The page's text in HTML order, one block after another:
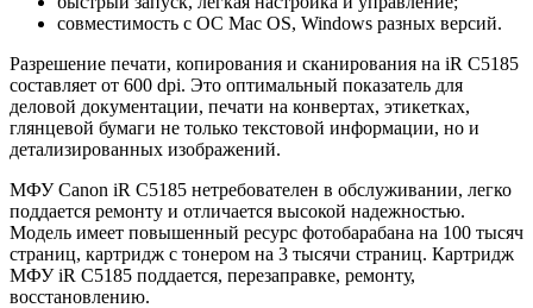
совместимость с ОС Mac OS, Windows разных версий.
Разрешение печати, копирования и сканирования на iR C5185
составляет от 600 dpi. Это оптимальный показатель для
деловой документации, печати на конвертах, этикетках,
глянцевой бумаги не только текстовой информации, но и
детализированных изображений.
МФУ Canon iR C5185 нетребователен в обслуживании, легко
поддается ремонту и отличается высокой надежностью.
Модель имеет повышенный ресурс фотобарабана на 100 тысяч
страниц, картридж с тонером на 3 тысячи страниц. Картридж
МФУ iR C5185 поддается, перезаправке, ремонту,
восстановлению.